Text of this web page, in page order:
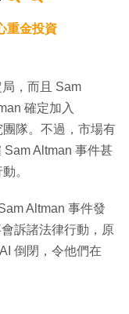
，而且 Sam
確定加入
隊。不過，市場有
Altman 事件甚
。
Altman 事件發
訴諸法律行動，原
倒閉，令他們在